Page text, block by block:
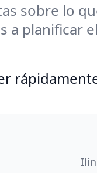
sobre lo
a planificar